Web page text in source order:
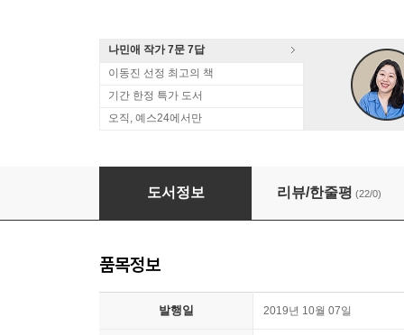
나민애 작가 7문 7답
이동진 선정 최고의 책
기간 한정 특가 도서
오직, 예스24에서만
육아의 감촉
도서정보 리뷰/한줄평 (22/0)
품목정보
발행일 2019년 10월 07일